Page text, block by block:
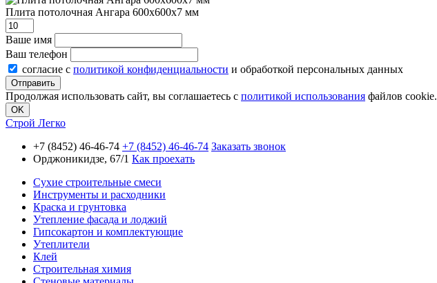
Плита потолочная Ангара 600х600х7 мм
Ваше имя
Ваш телефон
согласие с политикой конфиденциальности и обработкой персональных данных
Продолжая использовать сайт, вы соглашаетесь с политикой использования файлов cookie.
OK
Строй Легко
+7 (8452) 46-46-74 +7 (8452) 46-46-74 Заказать звонок
Орджоникидзе, 67/1 Как проехать
Сухие строительные смеси
Инструменты и расходники
Краска и грунтовка
Утепление фасада и лоджий
Гипсокартон и комплектующие
Утеплители
Клей
Строительная химия